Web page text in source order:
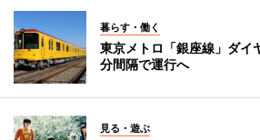
暮らす・働く
東京メトロ「銀座線」ダ
分間隔で運行へ
見る・遊ぶ